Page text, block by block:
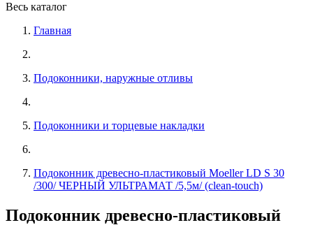
Весь каталог
Главная
Подоконники, наружные отливы
Подоконники и торцевые накладки
Подоконник древесно-пластиковый Moeller LD S 30
/300/ ЧЕРНЫЙ УЛЬТРАМАТ /5,5м/ (clean-touch)
Подоконник древесно-пластиковый